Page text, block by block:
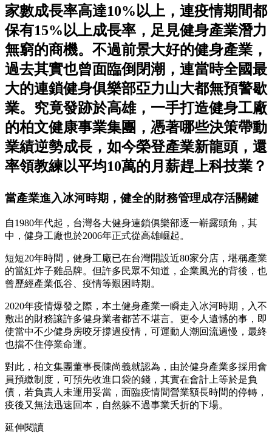
家數成長率高達10%以上，連疫情期間都
保有15%以上成長率，足見健身產業潛力
無窮的商機。不過前景大好的健身產業，
過去其實也曾面臨倒閉潮，連當時全國最
大的連鎖健身俱樂部亞力山大都無預警歇
業。究竟發跡於高雄，一手打造健身工廠
的柏文健康事業集團，憑著哪些決策帶動
業績逆勢成長，如今榮登產業新龍頭，還
率領教練以平均10萬的月薪趕上科技業？
當產業進入冰河時期，健全的財務管理成存活關鍵
自1980年代起，台灣各大健身連鎖俱樂部逐一嶄露頭角，其
中，健身工廠也於2006年正式從高雄崛起。
短短20年時間，健身工廠已在台灣開設近80家分店，堪稱產業
的當紅炸子雞品牌。但許多民眾不知道，企業風光的背後，也
曾歷經產業低谷、疫情等艱困時期。
2020年疫情爆發之際，本土健身產業一瞬走入冰河時期，入不
敷出的財務讓許多健身業者都苦不堪言。更令人遺憾的事，即
使當中不少健身房咬牙撐過疫情，可運動人潮回流過慢，最終
也擋不住停業命運。
對此，柏文集團董事長陳尚義就認為，由於健身產業多採用會
員預繳制度，可預先收進口袋的錢，其實在會計上等於是負
債，若負責人未運用妥當，面臨疫情間營業額長時間的停轉，
疫後又無法迅速回本，自然躲不過事業夭折的下場。
延伸閱讀